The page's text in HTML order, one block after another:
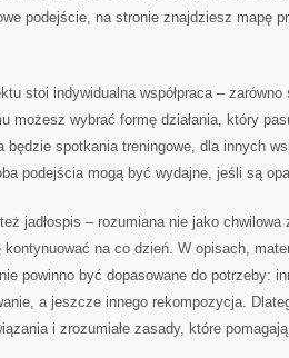
podejście, na stronie znajdziesz mapę
stoi indywidualna współpraca –
możesz wybrać formę działania, który
będzie spotkania treningowe, dla innych
podejścia mogą być wydajne, jeśli są
jadłospis – rozumiana nie jako
na co dzień. W opisach,
powinno być dopasowane do potrzeby:
a jeszcze innego rekompozycja.
i zrozumiałe zasady, które